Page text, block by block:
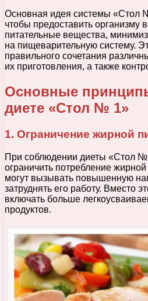
Основная идея системы «Стол
чтобы предоставить организму
питательные вещества,
на пищеварительную систему.
правильного сочетания
их приготовления, а также
Основные
диете «Стол № 1»
1. Ограничение жирной
При соблюдении диеты «Стол №
ограничить потребление
могут вызывать повышенную
затруднять его работу. Вместо
включать больше
продуктов.